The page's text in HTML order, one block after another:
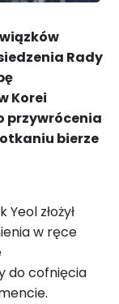
Rady
Korei
przywrócenia
bierze
złożył
w ręce
do cofnięcia